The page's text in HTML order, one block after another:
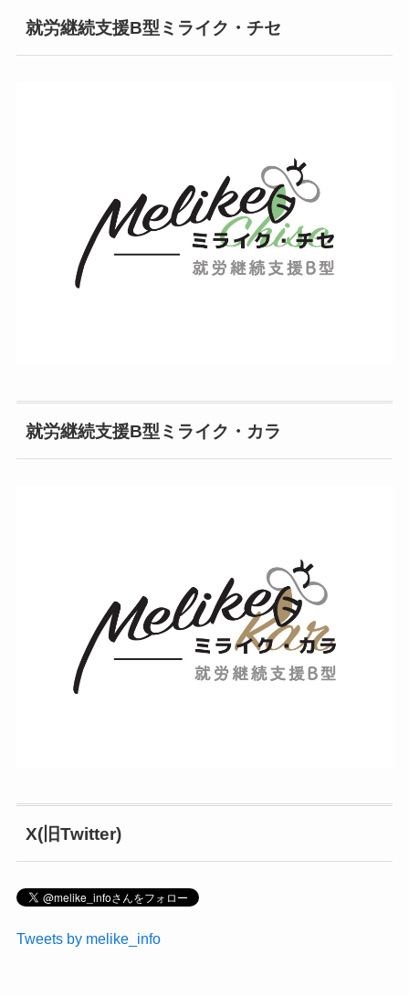
就労継続支援B型ミライク・チセ
就労継続支援B型ミライク・カラ
X(旧Twitter)
Tweets by melike_info